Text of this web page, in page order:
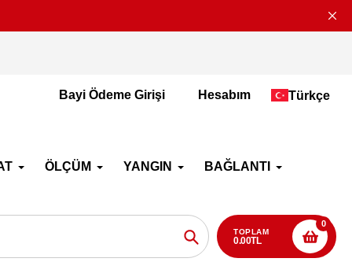
2-4 İş Günü
Bayi Ödeme Girişi Hesabım Türkçe
ÖLÇÜM YANGIN
BAĞLANTI
Aramak
TOPLAM
0.00TL
0